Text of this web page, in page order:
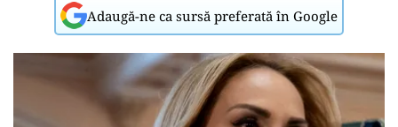
Adaugă-ne ca sursă preferată în Google